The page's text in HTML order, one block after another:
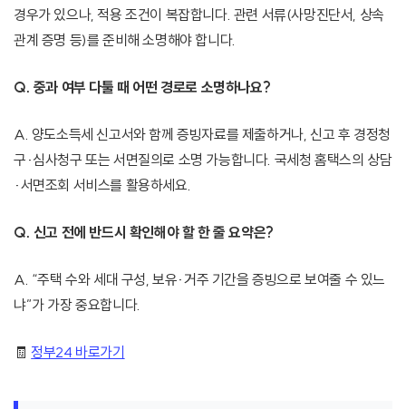
경우가 있으나, 적용 조건이 복잡합니다. 관련 서류(사망진단서, 상속
관계 증명 등)를 준비해 소명해야 합니다.
Q. 중과 여부 다툴 때 어떤 경로로 소명하나요?
A. 양도소득세 신고서와 함께 증빙자료를 제출하거나, 신고 후 경정청
구·심사청구 또는 서면질의로 소명 가능합니다. 국세청 홈택스의 상담
·서면조회 서비스를 활용하세요.
Q. 신고 전에 반드시 확인해야 할 한 줄 요약은?
A. “주택 수와 세대 구성, 보유·거주 기간을 증빙으로 보여줄 수 있느
냐”가 가장 중요합니다.
🧾정부24 바로가기